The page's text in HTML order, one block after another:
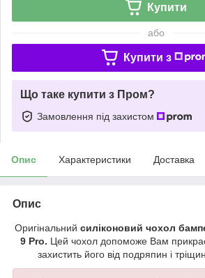
Купити
або
Купити з
Що таке купити з Пром?
Замовлення під захистом
Опис Характеристики Доставка
Опис
Оригінальний силіконовий чохол
9 Pro. Цей чохол допоможе Вам
захистить його від подряпин і